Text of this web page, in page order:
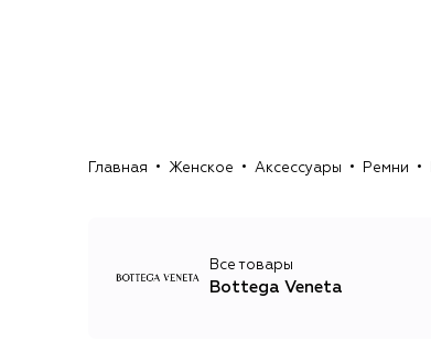
Главная Женское Аксессуары Ремни
Все товары
Bottega Veneta